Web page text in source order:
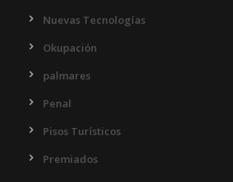
Nuevas Tecnologías
Okupación
palmares
Penal
Pisos Turísticos
Premiados